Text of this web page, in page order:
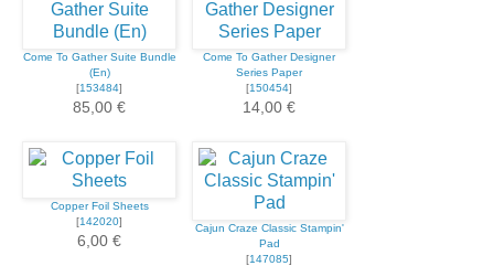
Come To Gather Suite Bundle
(En)
[153484]
85,00 €
Come To Gather Designer
Series Paper
[150454]
14,00 €
Copper Foil Sheets
[142020]
6,00 €
Cajun Craze Classic Stampin'
Pad
[147085]